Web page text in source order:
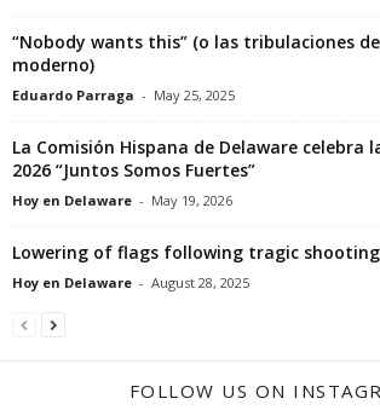
“Nobody wants this” (o las tribulaciones
moderno)
Eduardo Parraga - May 25, 2025
La Comisión Hispana de Delaware celebra
2026 “Juntos Somos Fuertes”
Hoy en Delaware - May 19, 2026
Lowering of flags following tragic
Hoy en Delaware - August 28, 2025
FOLLOW US ON